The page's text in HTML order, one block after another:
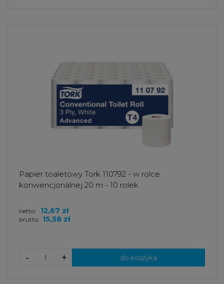
Papier toaletowy Tork 110792 - w rolce
konwencjonalnej 20 m - 10 rolek
brutto: 15,58 zł
netto: 12,67 zł
+
- do koszyka